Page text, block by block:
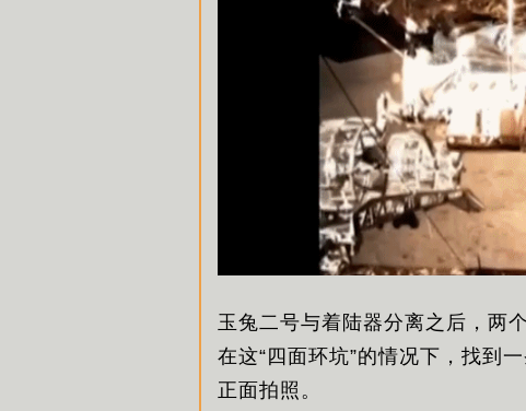
玉兔二号与着陆器分离之后，两
在这“四面环坑”的情况下，找到
正面拍照。